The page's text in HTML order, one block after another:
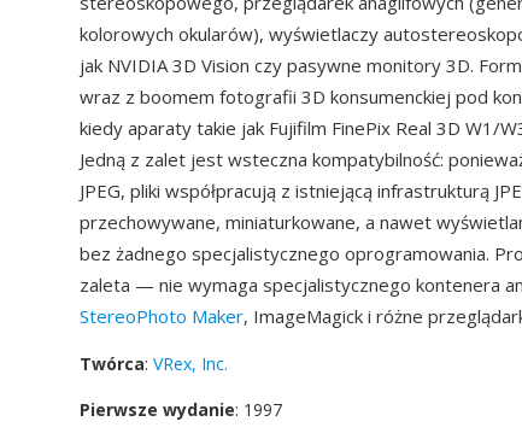
kolorowych okularów), wyświetlaczy
jak NVIDIA 3D Vision czy pasywne monitory 3D.
wraz z boomem fotografii 3D konsumenckiej pod
kiedy aparaty takie jak Fujifilm FinePix Real 3D W1/
Jedną z zalet jest wsteczna kompatybilność:
JPEG, pliki współpracują z istniejącą infrastrukturą
przechowywane, miniaturkowane, a nawet
bez żadnego specjalistycznego oprogramowania.
zaleta — nie wymaga specjalistycznego kontenera
StereoPhoto Maker, ImageMagick i różne
Twórca: VRex, Inc.
Pierwsze wydanie: 1997